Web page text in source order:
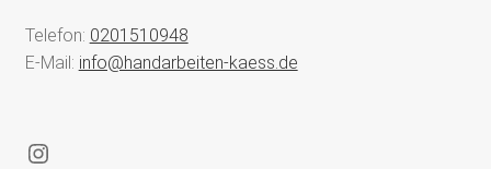
Telefon: 0201510948
E-Mail: info@handarbeiten-kaess.de
Instagram